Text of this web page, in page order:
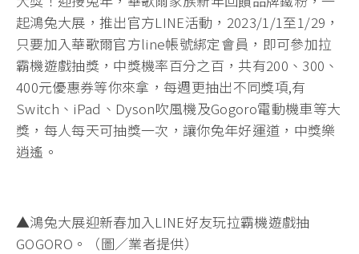
起鴻兔大展，推出官方LINE活動，2023/1/1至1/29，
只要加入華歌爾官方line帳號綁定會員，即可參加拉
霸機遊戲抽獎，中獎機率百分之百，共有200、300、
400元優惠券等你來拿，每週更抽出不同獎項,有
Switch、iPad、Dyson吹風機及Gogoro電動機車等大
獎，每人每天可抽獎一次，讓你兔年好運道，中獎樂
逍遙。
▲鴻兔大展迎新春加入LINE好友玩拉霸機遊戲抽
GOGORO。（圖／業者提供）